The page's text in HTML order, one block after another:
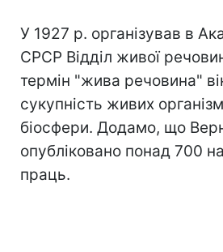
У 1927 р. організував в
СРСР Відділ живої
термін "жива речовина"
сукупність живих
біосфери. Додамо, що
опубліковано понад 700
праць.